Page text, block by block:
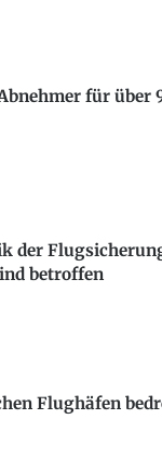
für über
der
betroffen
Flughäfen